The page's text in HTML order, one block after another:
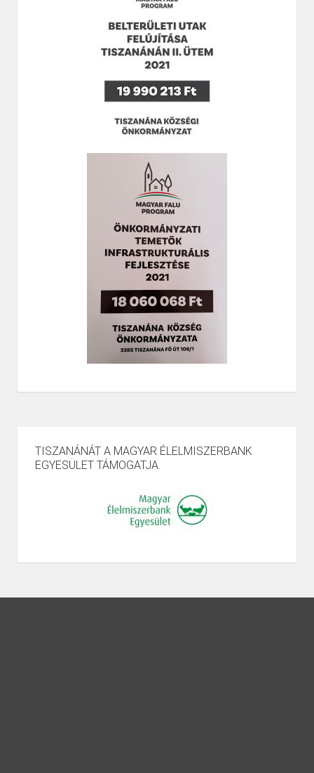
TISZANÁNÁT A MAGYAR ÉLELMISZERBANK
EGYESÜLET TÁMOGATJA.